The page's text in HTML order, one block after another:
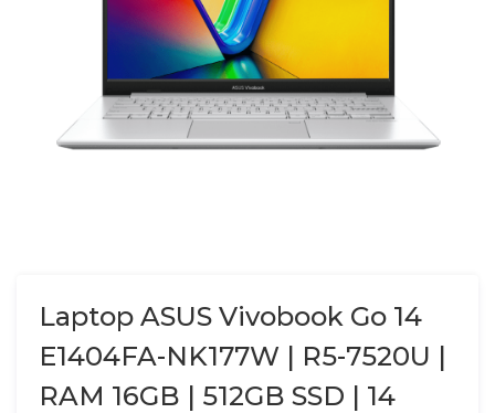
Laptop ASUS Vivobook Go 14
E1404FA-NK177W | R5-7520U |
RAM 16GB | 512GB SSD | 14